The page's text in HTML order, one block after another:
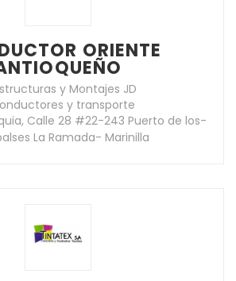
ORIENTE
y Montajes JD
y transporte
Calle 28 #22-243 Puerto de los-
La Ramada- Marinilla